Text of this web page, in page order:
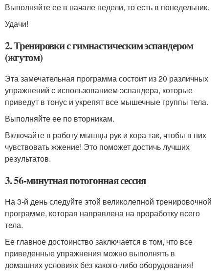
Выполняйте ее в начале недели, то есть в понедельник.
Удачи!
2. Тренировки с гимнастическим эспандером
(жгутом)
Эта замечательная программа состоит из 20 различных
упражнений с использованием эспандера, которые
приведут в тонус и укрепят все мышечные группы тела.
Выполняйте ее по вторникам.
Включайте в работу мышцы рук и кора так, чтобы в них
чувствовать жжение! Это поможет достичь лучших
результатов.
3. 56-минутная потогонная сессия
На 3-й день следуйте этой великолепной тренировочной
программе, которая направлена на проработку всего
тела.
Ее главное достоинство заключается в том, что все
приведенные упражнения можно выполнять в
домашних условиях без какого-либо оборудования!